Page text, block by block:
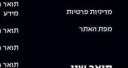
מדיניות פרטיות
מפת האתר
תואר
מידע
תואר
תואר
תואר